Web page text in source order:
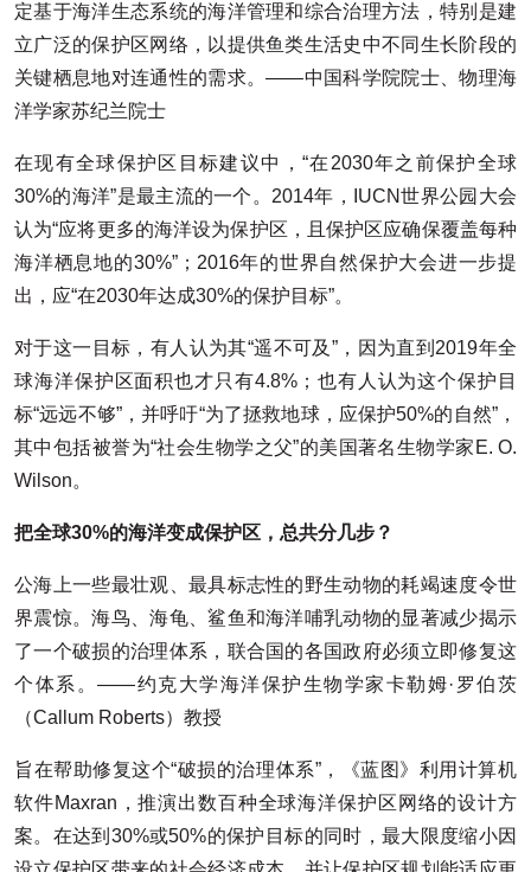
定基于海洋生态系统的海洋管理和综合治理方法，特别是建
立广泛的保护区网络，以提供鱼类生活史中不同生长阶段的
关键栖息地对连通性的需求。——中国科学院院士、物理海
洋学家苏纪兰院士
在现有全球保护区目标建议中，“在2030年之前保护全球
30%的海洋”是最主流的一个。2014年，IUCN世界公园大会
认为“应将更多的海洋设为保护区，且保护区应确保覆盖每种
海洋栖息地的30%”；2016年的世界自然保护大会进一步提
出，应“在2030年达成30%的保护目标”。
对于这一目标，有人认为其“遥不可及”，因为直到2019年全
球海洋保护区面积也才只有4.8%；也有人认为这个保护目
标“远远不够”，并呼吁“为了拯救地球，应保护50%的自然”，
其中包括被誉为“社会生物学之父”的美国著名生物学家E. O.
Wilson。
把全球30%的海洋变成保护区，总共分几步？
公海上一些最壮观、最具标志性的野生动物的耗竭速度令世
界震惊。海鸟、海龟、鲨鱼和海洋哺乳动物的显著减少揭示
了一个破损的治理体系，联合国的各国政府必须立即修复这
个体系。——约克大学海洋保护生物学家卡勒姆·罗伯茨
（Callum Roberts）教授
旨在帮助修复这个“破损的治理体系”，《蓝图》利用计算机
软件Maxran，推演出数百种全球海洋保护区网络的设计方
案。在达到30%或50%的保护目标的同时，最大限度缩小因